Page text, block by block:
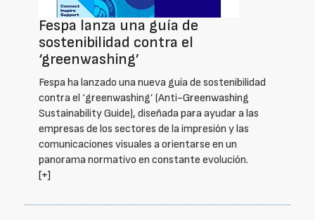
Fespa lanza una guía de
sostenibilidad contra el
‘greenwashing’
Fespa ha lanzado una nueva guía de sostenibilidad
contra el ‘greenwashing’ (Anti-Greenwashing
Sustainability Guide), diseñada para ayudar a las
empresas de los sectores de la impresión y las
comunicaciones visuales a orientarse en un
panorama normativo en constante evolución.
[+]